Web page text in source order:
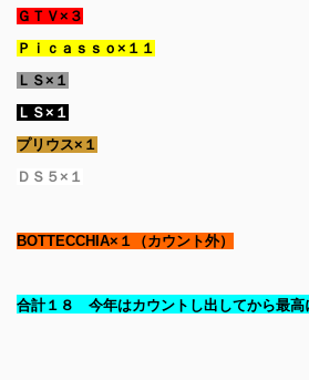
ＧＴＶ×３
Ｐｉｃａｓｓｏ×１１
ＬＳ×１
ＬＳ×１
プリウス×１
ＤＳ５×１
BOTTECCHIA×１（カウント外）
合計１８ 今年はカウントし出してから最高